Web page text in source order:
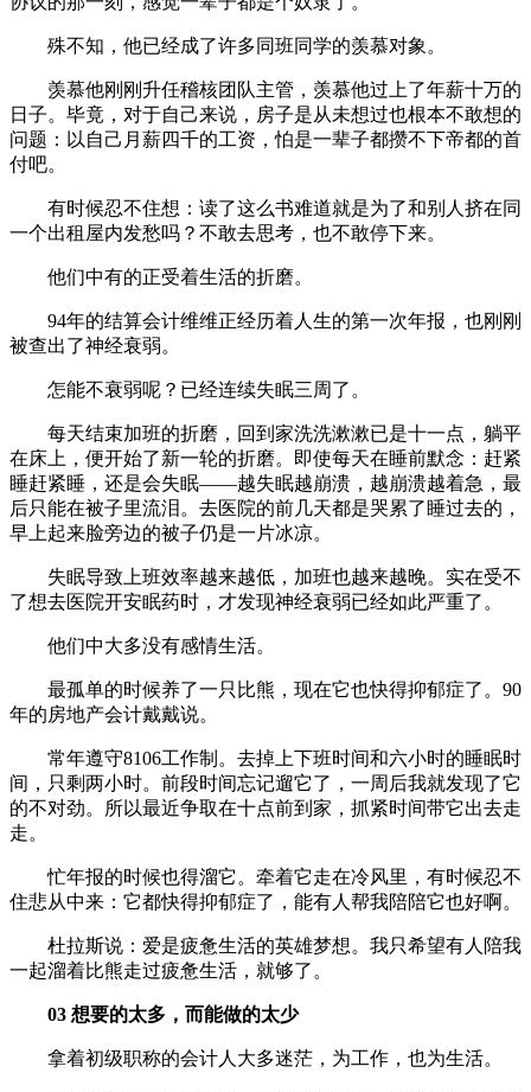
殊不知，他已经成了许多同班同学的羡慕对象。
羡慕他刚刚升任稽核团队主管，羡慕他过上了年薪十万的
日子。毕竟，对于自己来说，房子是从未想过也根本不敢想的
问题：以自己月薪四千的工资，怕是一辈子都攒不下帝都的首
付吧。
有时候忍不住想：读了这么书难道就是为了和别人挤在同
一个出租屋内发愁吗？不敢去思考，也不敢停下来。
他们中有的正受着生活的折磨。
94年的结算会计维维正经历着人生的第一次年报，也刚刚
被查出了神经衰弱。
怎能不衰弱呢？已经连续失眠三周了。
每天结束加班的折磨，回到家洗洗漱漱已是十一点，躺平
在床上，便开始了新一轮的折磨。即使每天在睡前默念：赶紧
睡赶紧睡，还是会失眠——越失眠越崩溃，越崩溃越着急，最
后只能在被子里流泪。去医院的前几天都是哭累了睡过去的，
早上起来脸旁边的被子仍是一片冰凉。
失眠导致上班效率越来越低，加班也越来越晚。实在受不
了想去医院开安眠药时，才发现神经衰弱已经如此严重了。
他们中大多没有感情生活。
最孤单的时候养了一只比熊，现在它也快得抑郁症了。90
年的房地产会计戴戴说。
常年遵守8106工作制。去掉上下班时间和六小时的睡眠时
间，只剩两小时。前段时间忘记遛它了，一周后我就发现了它
的不对劲。所以最近争取在十点前到家，抓紧时间带它出去走
走。
忙年报的时候也得溜它。牵着它走在冷风里，有时候忍不
住悲从中来：它都快得抑郁症了，能有人帮我陪陪它也好啊。
杜拉斯说：爱是疲惫生活的英雄梦想。我只希望有人陪我
一起溜着比熊走过疲惫生活，就够了。
03 想要的太多，而能做的太少
拿着初级职称的会计人大多迷茫，为工作，也为生活。